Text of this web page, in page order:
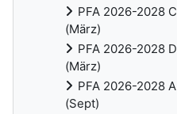
PFA 2026-2028 C
(März)
PFA 2026-2028 D
(März)
PFA 2026-2028 A
(Sept)